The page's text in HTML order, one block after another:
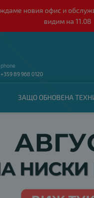
новия офис и
видим на 11.08
phone
+359 89 968 0120
ЗАЩО ОБНОВЕНА